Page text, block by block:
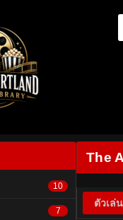
10
7
The
ตัวเล่